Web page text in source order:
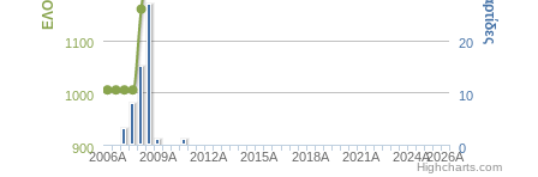
2006A 2009A 2012A 2015A 2018A 2021A 2024A2026A
900
1000
1100
ΕΛΟ
0
10
20 Παρτίδες
Highcharts.com